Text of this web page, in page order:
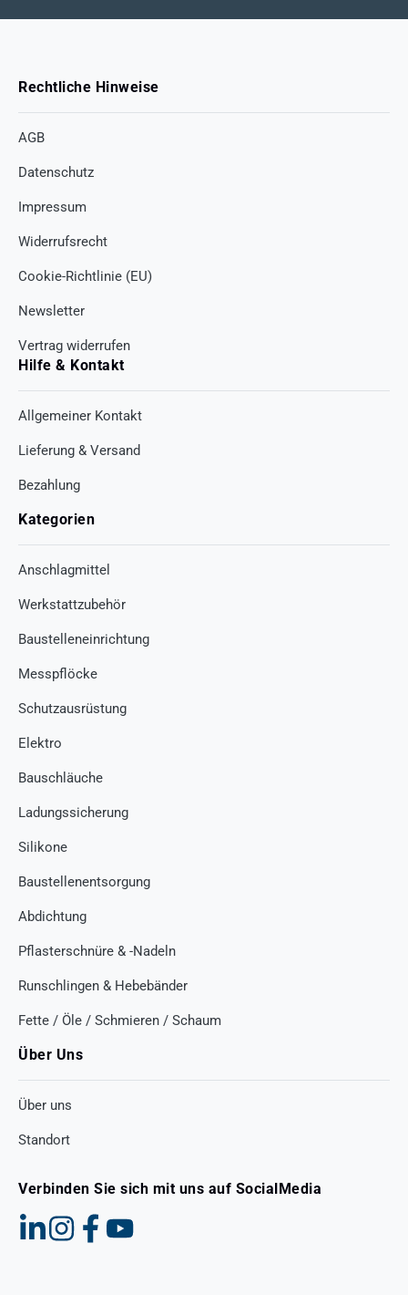
Rechtliche Hinweise
AGB
Datenschutz
Impressum
Widerrufsrecht
Cookie-Richtlinie (EU)
Newsletter
Vertrag widerrufen
Hilfe & Kontakt
Allgemeiner Kontakt
Lieferung & Versand
Bezahlung
Kategorien
Anschlagmittel
Werkstattzubehör
Baustelleneinrichtung
Messpflöcke
Schutzausrüstung
Elektro
Bauschläuche
Ladungssicherung
Silikone
Baustellenentsorgung
Abdichtung
Pflasterschnüre & -Nadeln
Runschlingen & Hebebänder
Fette / Öle / Schmieren / Schaum
Über Uns
Über uns
Standort
Verbinden Sie sich mit uns auf SocialMedia